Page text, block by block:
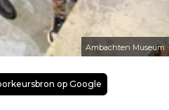
Ambachten Museum
op Google